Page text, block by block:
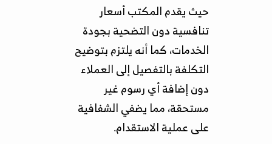
حيث يقدم المكتب أسعار
تنافسية دون التضحية بجودة
الخدمات، كما أنه يلتزم بتوضيح
التكلفة بالتفصيل إلى العملاء
دون إضافة أي رسوم غير
مستحقة، مما يضفي الشفافية
على عملية الاستقدام.